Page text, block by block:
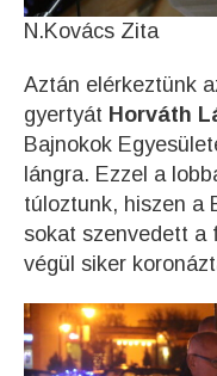
N.Kovács Zita
Aztán elérkeztünk
gyertyát Horváth
Bajnokok
lángra. Ezzel a
túloztunk, hiszen a
sokat szenvedett a
végül siker